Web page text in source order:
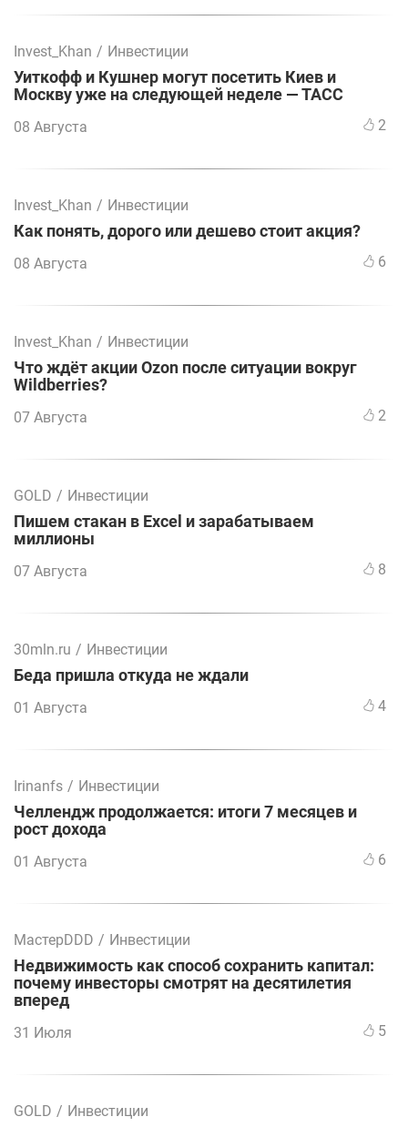
Invest_Khan / Инвестиции
Уиткофф и Кушнер могут посетить Киев и
Москву уже на следующей неделе — ТАСС
08 Августа 2
Invest_Khan / Инвестиции
Как понять, дорого или дешево стоит акция?
08 Августа 6
Invest_Khan / Инвестиции
Что ждёт акции Ozon после ситуации вокруг
Wildberries?
07 Августа 2
GOLD / Инвестиции
Пишем стакан в Excel и зарабатываем
миллионы
07 Августа 8
30mln.ru / Инвестиции
Беда пришла откуда не ждали
01 Августа 4
Irinanfs / Инвестиции
Челлендж продолжается: итоги 7 месяцев и
рост дохода
01 Августа 6
МастерDDD / Инвестиции
Недвижимость как способ сохранить капитал:
почему инвесторы смотрят на десятилетия
вперед
31 Июля 5
GOLD / Инвестиции